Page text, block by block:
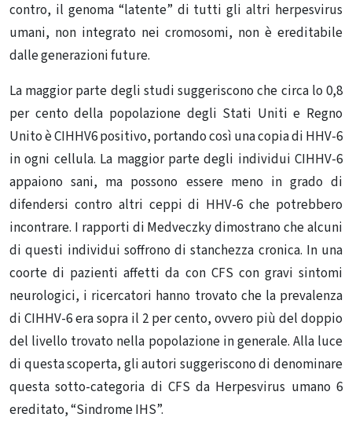
contro, il genoma “latente” di tutti gli altri herpesvirus
umani, non integrato nei cromosomi, non è ereditabile
dalle generazioni future.
La maggior parte degli studi suggeriscono che circa lo 0,8
per cento della popolazione degli Stati Uniti e Regno
Unito è CIHHV6 positivo, portando così una copia di HHV-6
in ogni cellula. La maggior parte degli individui CIHHV-6
appaiono sani, ma possono essere meno in grado di
difendersi contro altri ceppi di HHV-6 che potrebbero
incontrare. I rapporti di Medveczky dimostrano che alcuni
di questi individui soffrono di stanchezza cronica. In una
coorte di pazienti affetti da con CFS con gravi sintomi
neurologici, i ricercatori hanno trovato che la prevalenza
di CIHHV-6 era sopra il 2 per cento, ovvero più del doppio
del livello trovato nella popolazione in generale. Alla luce
di questa scoperta, gli autori suggeriscono di denominare
questa sotto-categoria di CFS da Herpesvirus umano 6
ereditato, “Sindrome IHS”.